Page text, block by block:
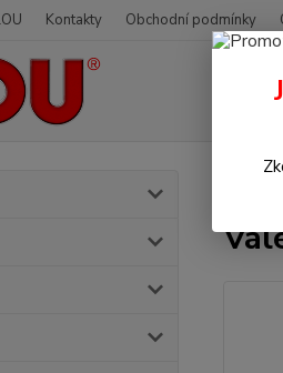
Kontakty Obchodní podmínky